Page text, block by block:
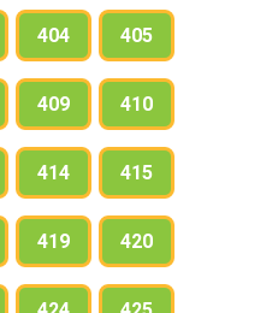
404 405
409 410
414 415
419 420